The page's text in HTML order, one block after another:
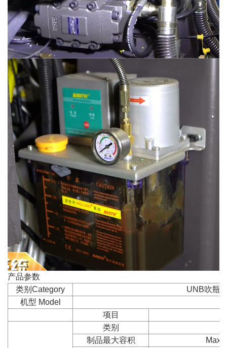
产品参数
类别Category
UNB吹瓶
机型 Model
项目
类别
制品最大容积
Max.